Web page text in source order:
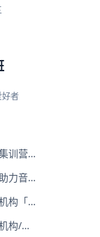
好者
训营招
力音乐
构「考
构/学